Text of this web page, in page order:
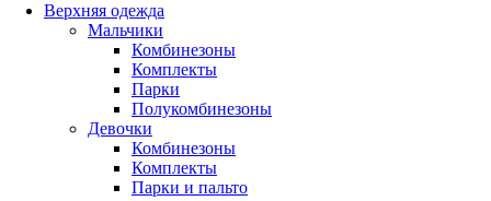
Верхняя одежда
Мальчики
Комбинезоны
Комплекты
Парки
Полукомбинезоны
Девочки
Комбинезоны
Комплекты
Парки и пальто